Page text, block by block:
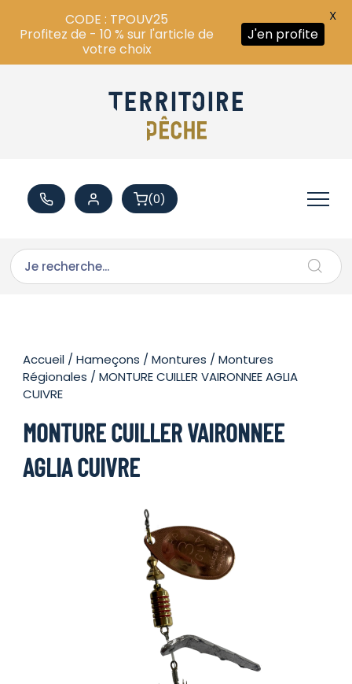
(0)
Accueil /Hameçons /Montures /Montures
Régionales / MONTURE CUILLER VAIRONNEE AGLIA
CUIVRE
MONTURE CUILLER VAIRONNEE
AGLIA CUIVRE
CODE : TPOUV25
Profitez de - 10 % sur l'article de
votre choix
J'en profite
X